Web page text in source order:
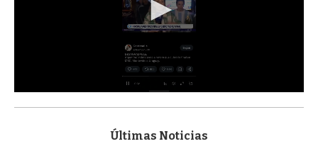
s
Últimas Noticias